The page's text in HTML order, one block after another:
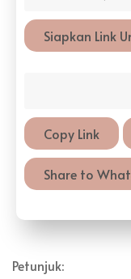
Siapkan Link
Copy Link
Share to
Petunjuk: